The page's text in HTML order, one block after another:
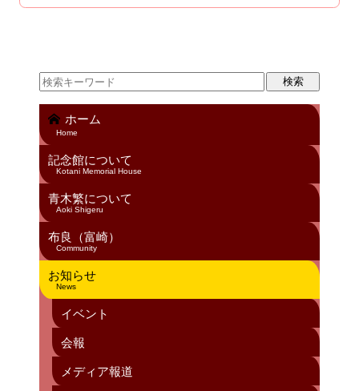
ホーム
Home
記念館について
Kotani Memorial House
青木繁について
Aoki Shigeru
布良（富崎）
Community
お知らせ
News
イベント
会報
メディア報道